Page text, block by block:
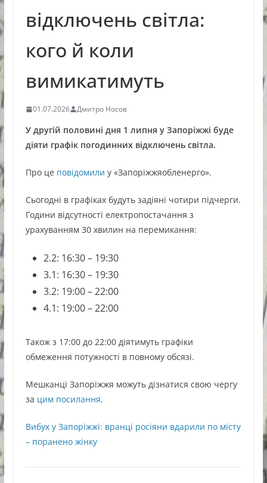
відключень світла:
кого й коли
вимикатимуть
01.07.2026 Дмитро Носов
У другій половині дня 1 липня у Запоріжжі буде
діяти графік погодинних відключень світла.
Про це повідомили у «Запоріжжяобленерго».
Сьогодні в графіках будуть задіяні чотири підчерги.
Години відсутності електропостачання з
урахуванням 30 хвилин на перемикання:
2.2: 16:30 – 19:30
3.1: 16:30 – 19:30
3.2: 19:00 – 22:00
4.1: 19:00 – 22:00
Також з 17:00 до 22:00 діятимуть графіки
обмеження потужності в повному обсязі.
Мешканці Запоріжжя можуть дізнатися свою чергу
за цим посилання.
Вибух у Запоріжжі: вранці росіяни вдарили по місту
– поранено жінку